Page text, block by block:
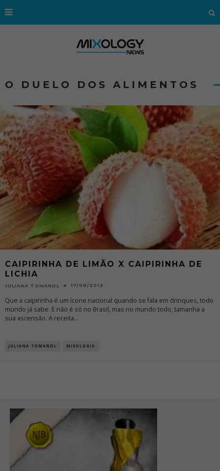
O DUELO DOS ALIMENTOS
CAIPIRINHA DE LIMÃO X CAIPIRINHA DE
LICHIA
JULIANA TOMANDL 17/08/2012
Que a caipirinha é um ícone nacional quando se fala em drinques, todo
mundo já sabe. E não é só no Brasil, mas no mundo todo, tamanha a
sua ascensão. A receita...
JULIANA TOMANDL MIXOLOGIA